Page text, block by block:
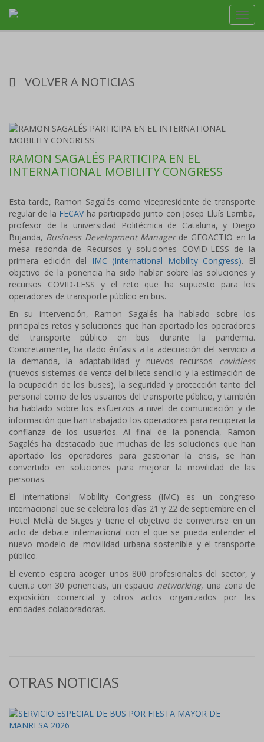
VOLVER A NOTICIAS
RAMON SAGALÉS PARTICIPA EN EL
INTERNATIONAL MOBILITY CONGRESS
Esta tarde, Ramon Sagalés como vicepresidente de transporte
regular de la FECAVha participado junto con Josep Lluís Larriba,
profesor de la universidad Politécnica de Cataluña, y Diego
Bujanda, Business Development Managerde GEOACTIO en la
mesa redonda de Recursos y soluciones COVID-LESS de la
primera edición del IMC (International Mobility Congress). El
objetivo de la ponencia ha sido hablar sobre las soluciones y
recursos COVID-LESS y el reto que ha supuesto para los
operadores de transporte público en bus.
En su intervención, Ramon Sagalés ha hablado sobre los
principales retos y soluciones que han aportado los operadores
del transporte público en bus durante la pandemia.
Concretamente, ha dado énfasis a la adecuación del servicio a
la demanda, la adaptabilidad y nuevos recursos covidless
(nuevos sistemas de venta del billete sencillo y la estimación de
la ocupación de los buses), la seguridad y protección tanto del
personal como de los usuarios del transporte público, y también
ha hablado sobre los esfuerzos a nivel de comunicación y de
información que han trabajado los operadores para recuperar la
confianza de los usuarios. Al final de la ponencia, Ramon
Sagalés ha destacado que muchas de las soluciones que han
aportado los operadores para gestionar la crisis, se han
convertido en soluciones para mejorar la movilidad de las
personas.
El International Mobility Congress (IMC) es un congreso
internacional que se celebra los días 21 y 22 de septiembre en el
Hotel Melià de Sitges y tiene el objetivo de convertirse en un
acto de debate internacional con el que se pueda entender el
nuevo modelo de movilidad urbana sostenible y el transporte
público.
El evento espera acoger unos 800 profesionales del sector, y
cuenta con 30 ponencias, un espacio networking, una zona de
exposición comercial y otros actos organizados por las
entidades colaboradoras.
OTRAS NOTICIAS